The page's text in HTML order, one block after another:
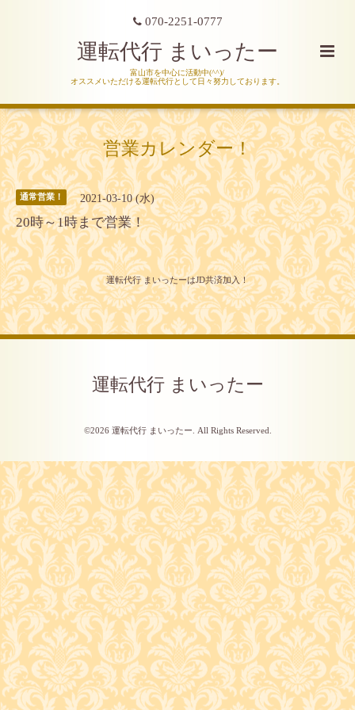
070-2251-0777
運転代行 まいったー
富山市を中心に活動中(^^)/
オススメいただける運転代行として日々努力しております。
営業カレンダー！
通常営業！ 2021-03-10 (水)
20時～1時まで営業！
運転代行 まいったーはJD共済加入！
運転代行 まいったー
©2026 運転代行 まいったー . All Rights Reserved.